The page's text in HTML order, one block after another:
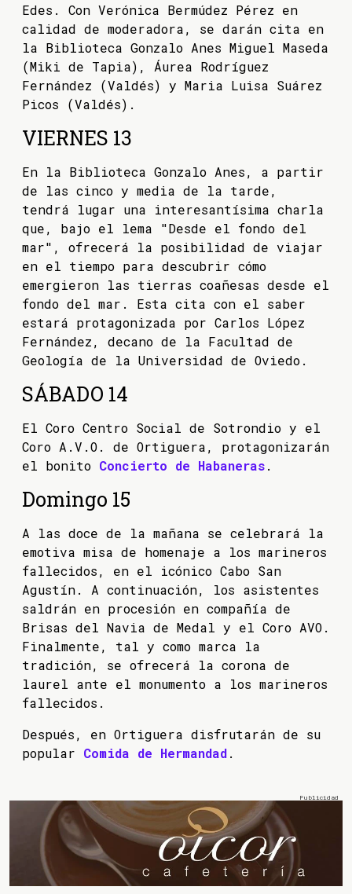
Edes. Con Verónica Bermúdez Pérez en
calidad de moderadora, se darán cita en
la Biblioteca Gonzalo Anes Miguel Maseda
(Miki de Tapia), Áurea Rodríguez
Fernández (Valdés) y Maria Luisa Suárez
Picos (Valdés).
VIERNES 13
En la Biblioteca Gonzalo Anes, a partir
de las cinco y media de la tarde,
tendrá lugar una interesantísima charla
que, bajo el lema "Desde el fondo del
mar", ofrecerá la posibilidad de viajar
en el tiempo para descubrir cómo
emergieron las tierras coañesas desde el
fondo del mar. Esta cita con el saber
estará protagonizada por Carlos López
Fernández, decano de la Facultad de
Geología de la Universidad de Oviedo.
SÁBADO 14
El Coro Centro Social de Sotrondio y el
Coro A.V.O. de Ortiguera, protagonizarán
el bonito Concierto de Habaneras.
Domingo 15
A las doce de la mañana se celebrará la
emotiva misa de homenaje a los marineros
fallecidos, en el icónico Cabo San
Agustín. A continuación, los asistentes
saldrán en procesión en compañía de
Brisas del Navia de Medal y el Coro AVO.
Finalmente, tal y como marca la
tradición, se ofrecerá la corona de
laurel ante el monumento a los marineros
fallecidos.
Después, en Ortiguera disfrutarán de su
popular Comida de Hermandad.